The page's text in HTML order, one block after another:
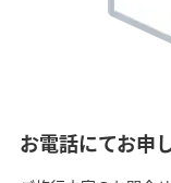
お電話にてお申